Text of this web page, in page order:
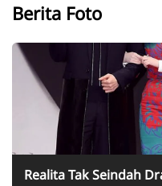
Berita Foto
Realita Tak Seindah